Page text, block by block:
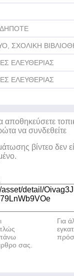
ΣΧΟΛΙΚΗ
ΕΛΕΥΘΕΡΙΑΣ
ΕΛΕΥΘΕΡΙΑΣ
αποθηκεύσετε
να συνδεθείτε
βίντεο δεν
σας.
Για